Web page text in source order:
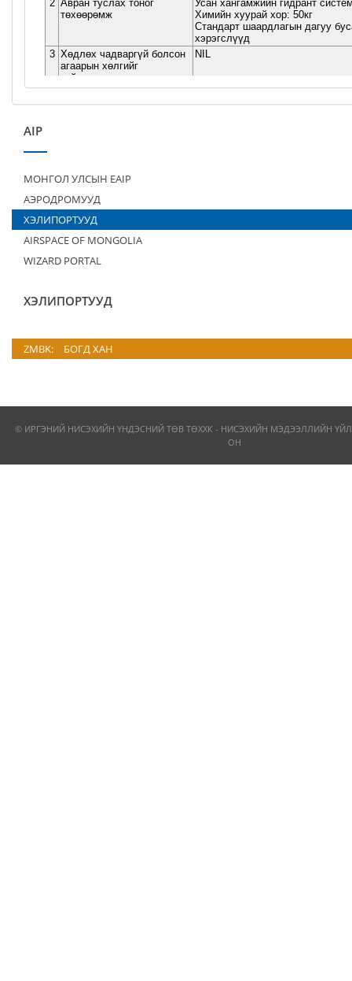
AIP
МОНГОЛ УЛСЫН EAIP
АЭРОДРОМУУД
ХЭЛИПОРТУУД
AIRSPACE OF MONGOLIA
WIZARD PORTAL
ХЭЛИПОРТУУД
ZMBK: БОГД ХАН
© ИРГЭНИЙ НИСЭХИЙН ҮНДЭСНИЙ ТӨВ ТӨХХК - НИСЭХИЙН МЭДЭЭЛЛИЙН
ОН